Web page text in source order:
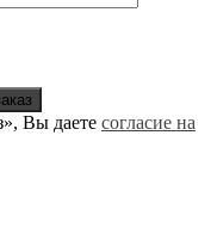
Вы даете согласие на